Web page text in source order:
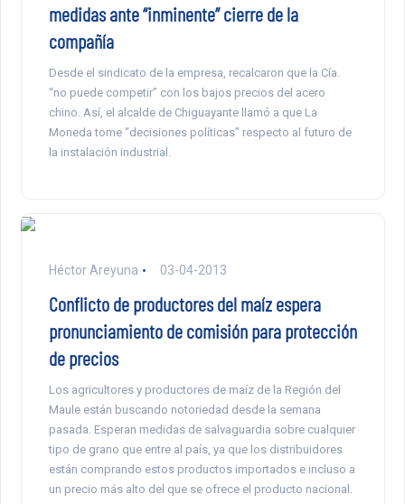
medidas ante “inminente” cierre de la
compañía
Desde el sindicato de la empresa, recalcaron que la Cía.
“no puede competir” con los bajos precios del acero
chino. Así, el alcalde de Chiguayante llamó a que La
Moneda tome “decisiones políticas” respecto al futuro de
la instalación industrial.
Héctor Areyuna 03-04-2013
Conflicto de productores del maíz espera
pronunciamiento de comisión para protección
de precios
Los agricultores y productores de maíz de la Región del
Maule están buscando notoriedad desde la semana
pasada. Esperan medidas de salvaguardia sobre cualquier
tipo de grano que entre al país, ya que los distribuidores
están comprando estos productos importados e incluso a
un precio más alto del que se ofrece el producto nacional.